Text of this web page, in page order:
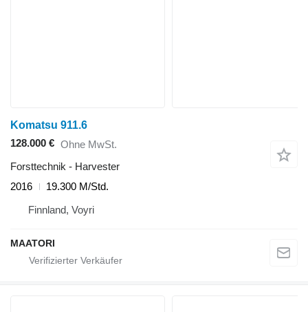
Komatsu 911.6
128.000 € Ohne MwSt.
Forsttechnik - Harvester
2016
19.300 M/Std.
Finnland, Voyri
MAATORI